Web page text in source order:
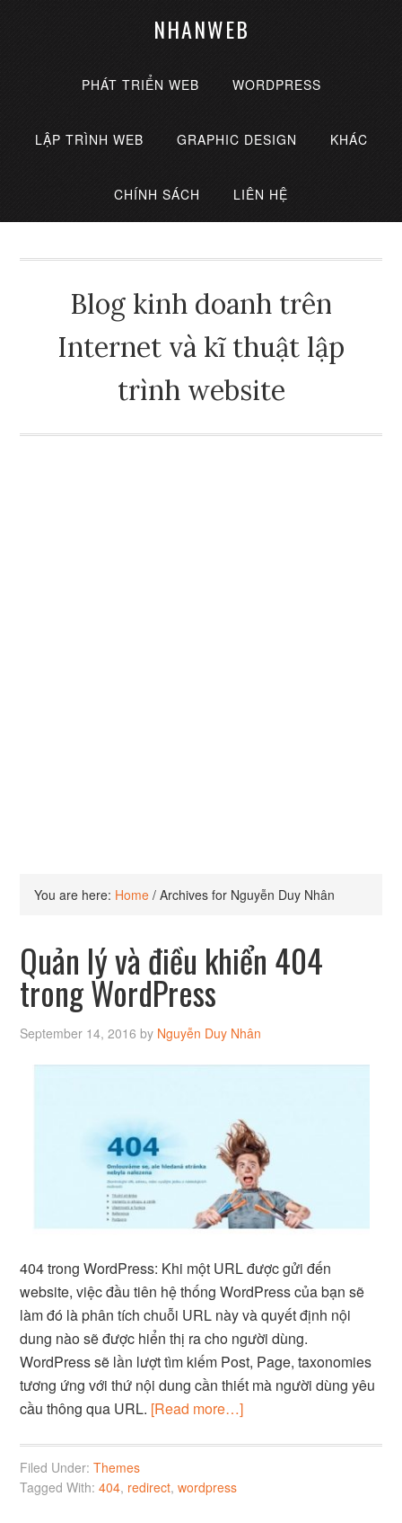
NHANWEB
PHÁT TRIỂN WEB WORDPRESS
LẬP TRÌNH WEB GRAPHIC DESIGN KHÁC
CHÍNH SÁCH LIÊN HỆ
Blog kinh doanh trên
Internet và kĩ thuật lập
trình website
You are here: Home / Archives for Nguyễn Duy Nhân
Quản lý và điều khiển 404
trong WordPress
September 14, 2016 by Nguyễn Duy Nhân
404 trong WordPress: Khi một URL được gửi đến
website, việc đầu tiên hệ thống WordPress của bạn sẽ
làm đó là phân tích chuỗi URL này và quyết định nội
dung nào sẽ được hiển thị ra cho người dùng.
WordPress sẽ lần lượt tìm kiếm Post, Page, taxonomies
tương ứng với thứ nội dung cần thiết mà người dùng yêu
cầu thông qua URL. [Read more…]
Filed Under:Themes
Tagged With:404, redirect,wordpress